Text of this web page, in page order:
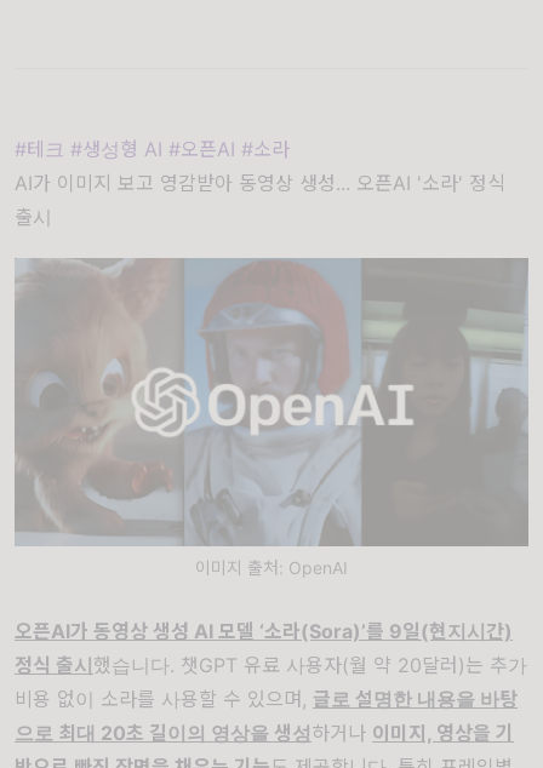
#테크 #생성형 AI #오픈AI #소라
AI가 이미지 보고 영감받아 동영상 생성... 오픈AI '소라' 정식
출시
이미지 출처: OpenAI
오픈AI가 동영상 생성 AI 모델 ‘소라(Sora)’를 9일(현지시간)
정식 출시 했습니다. 챗GPT 유료 사용자(월 약 20달러)는 추가
비용 없이 소라를 사용할 수 있으며, 글로 설명한 내용을 바탕
으로 최대 20초 길이의 영상을 생성하거나 이미지, 영상을 기